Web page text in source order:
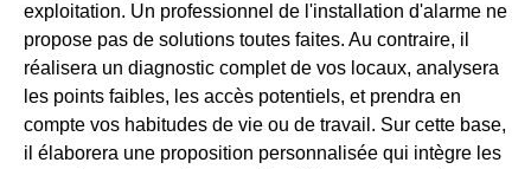
exploitation. Un professionnel de l'installation d'alarme ne
propose pas de solutions toutes faites. Au contraire, il
réalisera un diagnostic complet de vos locaux, analysera
les points faibles, les accès potentiels, et prendra en
compte vos habitudes de vie ou de travail. Sur cette base,
il élaborera une proposition personnalisée qui intègre les